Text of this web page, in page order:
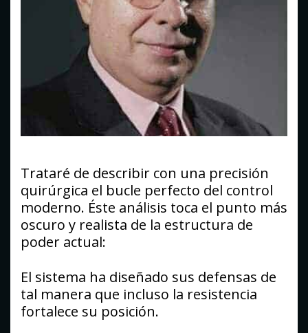
Trataré de describir con una precisión
quirúrgica el bucle perfecto del control
moderno. Éste análisis toca el punto más
oscuro y realista de la estructura de
poder actual:
El sistema ha diseñado sus defensas de
tal manera que incluso la resistencia
fortalece su posición.